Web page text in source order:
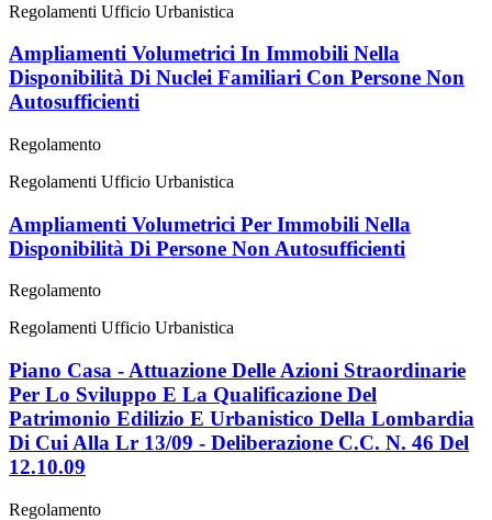
Regolamenti Ufficio Urbanistica
Ampliamenti Volumetrici In Immobili Nella
Disponibilità Di Nuclei Familiari Con Persone Non
Autosufficienti
Regolamento
Regolamenti Ufficio Urbanistica
Ampliamenti Volumetrici Per Immobili Nella
Disponibilità Di Persone Non Autosufficienti
Regolamento
Regolamenti Ufficio Urbanistica
Piano Casa - Attuazione Delle Azioni Straordinarie
Per Lo Sviluppo E La Qualificazione Del
Patrimonio Edilizio E Urbanistico Della Lombardia
Di Cui Alla Lr 13/09 - Deliberazione C.C. N. 46 Del
12.10.09
Regolamento